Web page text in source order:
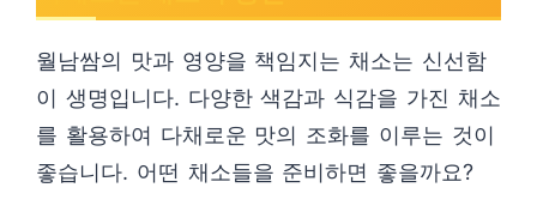
월남쌈의 맛과 영양을 책임지는 채소는 신선함
이 생명입니다. 다양한 색감과 식감을 가진 채소
를 활용하여 다채로운 맛의 조화를 이루는 것이
좋습니다. 어떤 채소들을 준비하면 좋을까요?